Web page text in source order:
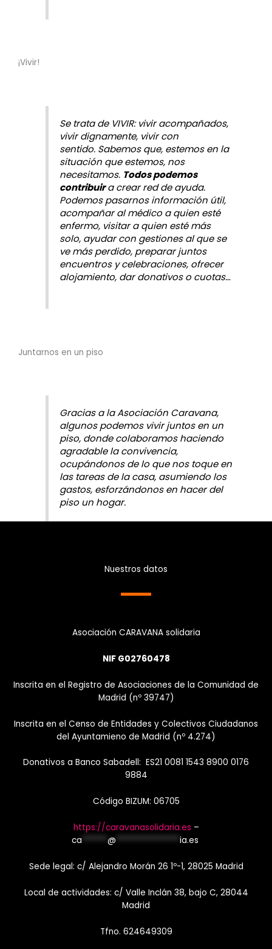
¡Vivir!
Se trata de VIVIR: vivir acompañados,
vivir dignamente, vivir con
sentido. Sabemos que, estemos en la
situación que estemos, nos
necesitamos. Todos podemos
contribuira crear red de ayuda.
Podemos pasarnos información útil,
acompañar al médico a quien esté
enfermo, visitar a quien esté más
solo, ayudar con gestiones al que se
ve más perdido, preparar juntos
encuentros y celebraciones, ofrecer
alojamiento, dar donativos o cuotas…
Juntarnos en un piso
Gracias a la Asociación Caravana,
algunos podemos vivir juntos en un
piso, donde colaboramos haciendo
agradable la convivencia,
ocupándonos de lo que nos toque en
las tareas de la casa, asumiendo los
gastos, esforzándonos en hacer del
piso un hogar.
Nuestros datos
Asociación CARAVANA solidaria
NIF G02760478
Inscrita en el Registro de Asociaciones de la Comunidad de
Madrid (nº 39747)
Inscrita en el Censo de Entidades y Colectivos Ciudadanos
del Ayuntamieno de Madrid (nº 4.274)
Donativos a Banco Sabadell: ES21 0081 1543 8900 0176
9884
Código BIZUM: 06705
https://caravanasolidaria.es –
ca ****** @ *************** ia.es
Sede legal: c/ Alejandro Morán 26 1º-1, 28025 Madrid
Local de actividades: c/ Valle Inclán 38, bajo C, 28044
Madrid
Tfno. 624649309